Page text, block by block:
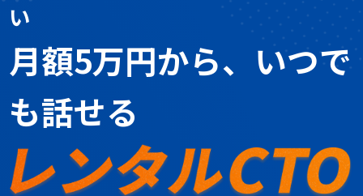
い
月額5万円から、いつで
も話せる